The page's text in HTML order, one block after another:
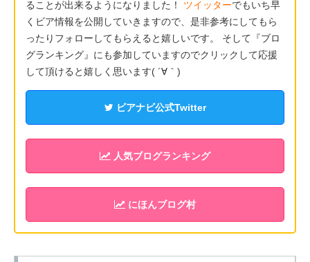
ることが出来るようになりました！ ツイッターでもいち早
くビア情報を公開していきますので、是非参考にしてもら
ったりフォローしてもらえると嬉しいです。 そして『ブロ
グランキング』にも参加していますのでクリックして応援
して頂けると嬉しく思います( ´∀｀)
ビアナビ公式Twitter
人気ブログランキング
にほんブログ村